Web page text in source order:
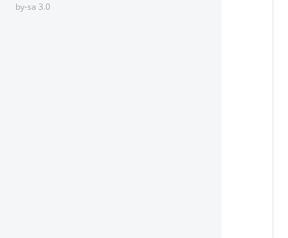
by-sa 3.0